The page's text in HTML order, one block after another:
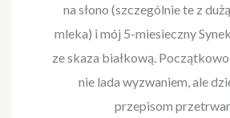
na słono (szczególnie te z
mleka) i mój 5-miesieczny
ze skaza białkową.
nie lada wyzwaniem, ale
przepisom